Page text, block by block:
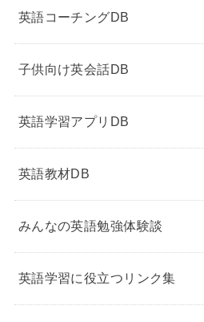
英語コーチングDB
子供向け英会話DB
英語学習アプリDB
英語教材DB
みんなの英語勉強体験談
英語学習に役立つリンク集